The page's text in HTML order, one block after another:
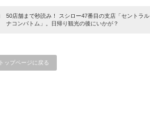
50店舗まで秒読み！ スシロー47番目の支店「セントラル
ナコンパトム」。日帰り観光の後にいかが？
トップページに戻る